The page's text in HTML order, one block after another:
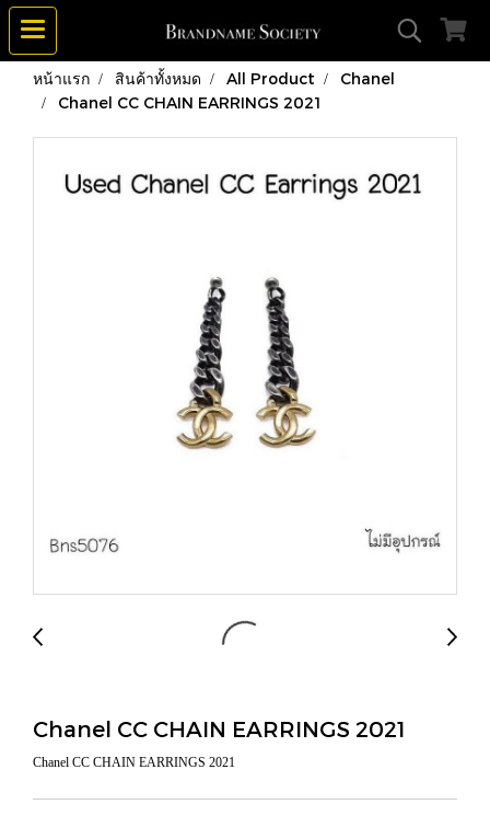
หน้าแรก สินค้าทั้งหมด All Product
Chanel
Chanel CC CHAIN EARRINGS 2021
Chanel CC CHAIN EARRINGS 2021
Chanel CC CHAIN EARRINGS 2021